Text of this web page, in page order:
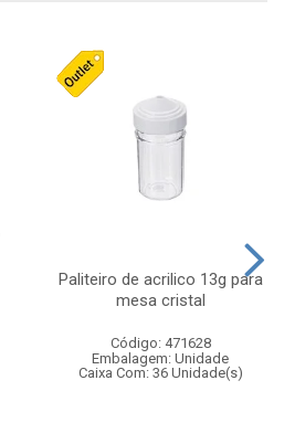
Paliteiro de acrilico 13g para
mesa cristal
Código: 471628
Embalagem: Unidade
Caixa Com: 36 Unidade(s)